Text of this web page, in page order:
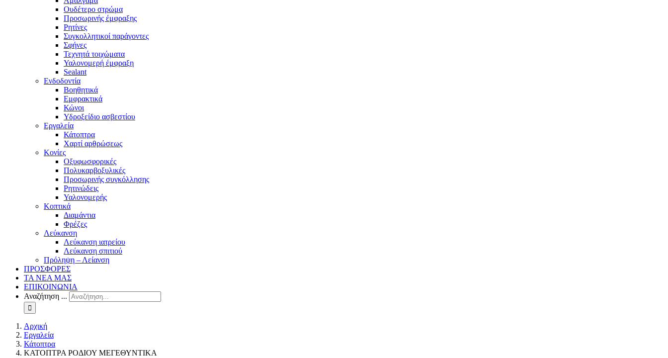
Ουδέτερο στρώμα
Προσωρινής έμφραξης
Ρητίνες
Συγκολλητικοί παράγοντες
Σφήνες
Τεχνητά τοιχώματα
Υαλονομερή έμφραξη
Sealant
Ενδοδοντία
Βοηθητικά
Εμφρακτικά
Κώνοι
Υδροξείδιο ασβεστίου
Εργαλεία
Κάτοπτρα
Χαρτί αρθρώσεως
Κονίες
Οξυφωσφορικές
Πολυκαρβοξυλικές
Προσωρινής συγκόλλησης
Ρητινώδεις
Υαλονομερής
Κοπτικά
Διαμάντια
Φρέζες
Λεύκανση
Λεύκανση ιατρείου
Λεύκανση σπιτιού
Πρόληψη – Λείανση
ΠΡΟΣΦΟΡΕΣ
ΤΑ ΝΕΑ ΜΑΣ
ΕΠΙΚΟΙΝΩΝΙΑ
Αναζήτηση ...
Αρχική
Εργαλεία
Κάτοπτρα
ΚΑΤΟΠΤΡΑ ΡΟΔΙΟΥ ΜΕΓΕΘΥΝΤΙΚΑ